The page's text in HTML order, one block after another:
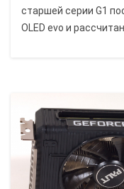
старшей серии G1
OLED evo и